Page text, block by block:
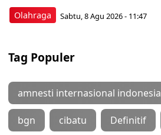
Olahraga Sabtu, 8 Agu 2026 - 11:47
Tag Populer
amnesti internasional indonesia
bgn cibatu Definitif